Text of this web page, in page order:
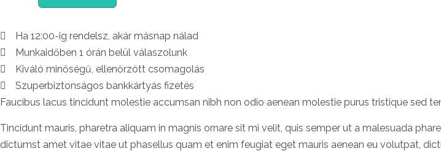
Ha 12:00-ig rendelsz, akár másnap nálad
Munkaidőben 1 órán belül válaszolunk
Kiváló minőségű, ellenőrzött csomagolás
Szuperbiztonságos bankkártyás fizetés
Faucibus lacus tincidunt molestie accumsan nibh non odio aenean molestie purus tristique sed
Tincidunt mauris, pharetra aliquam in magnis ornare sit mi velit, quis semper ut a malesuada
dictumst amet vitae vitae ut phasellus quam et enim feugiat eget mauris aenean eu volutpat,